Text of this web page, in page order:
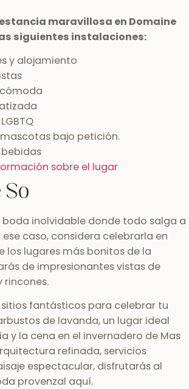
maravillosa en Domaine
siguientes instalaciones:
y alojamiento
bajo petición.
sobre el lugar
So
boda inolvidable donde todo salga a
ese caso, considera celebrarla en
los lugares más bonitos de la
de impresionantes vistas de
rincones.
fantásticos para celebrar tu
de lavanda, un lugar ideal
y la cena en el invernadero de Mas
refinada, servicios
espectacular, disfrutarás al
provenzal aquí.